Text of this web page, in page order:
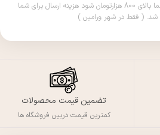
چنان چه جمع صورت حساب شما بالای 800 هزارتومان شود هزینه ارسال برای شما
شد. ( فقط در شهر ورامین )
تضمین قیمت محصولات
کمترین قیمت دربین فروشگاه ها